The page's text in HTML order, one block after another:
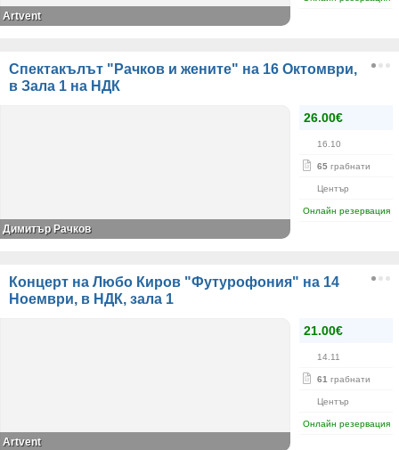
Artvent
Спектакълът "Рачков и жените" на 16 Октомври,
в Зала 1 на НДК
26.00€
16.10
65 грабнати
Център
Онлайн резервация
Димитър Рачков
Концерт на Любо Киров "Футурофония" на 14
Ноември, в НДК, зала 1
21.00€
14.11
61 грабнати
Център
Онлайн резервация
Artvent